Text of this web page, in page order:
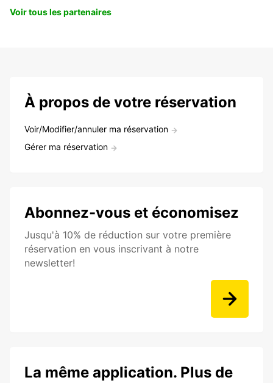
Voir tous les partenaires
À propos de votre réservation
Voir/Modifier/annuler ma réservation
Gérer ma réservation
Abonnez-vous et économisez
Jusqu'à 10% de réduction sur votre première
réservation en vous inscrivant à notre
newsletter!
La même application. Plus de